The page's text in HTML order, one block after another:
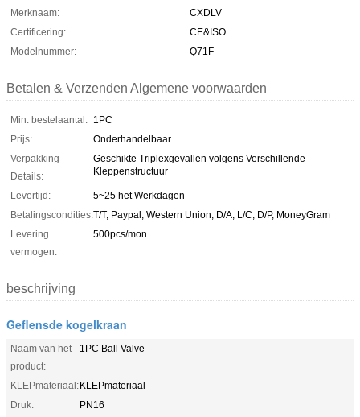
Merknaam:
CXDLV
Certificering:
CE&ISO
Modelnummer:
Q71F
Betalen & Verzenden Algemene voorwaarden
Min. bestelaantal: 1PC
Prijs:
Onderhandelbaar
Verpakking
Details:
Geschikte Triplexgevallen volgens Verschillende
Kleppenstructuur
Levertijd:
5~25 het Werkdagen
Betalingscondities:T/T, Paypal, Western Union, D/A, L/C, D/P, MoneyGram
Levering
vermogen:
500pcs/mon
beschrijving
Geflensde kogelkraan
Naam van het
product:
1PC Ball Valve
KLEPmateriaal:KLEPmateriaal
Druk:
PN16